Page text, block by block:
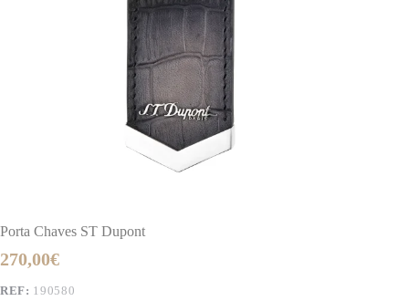
Porta Chaves ST Dupont
270,00€
REF: 190580